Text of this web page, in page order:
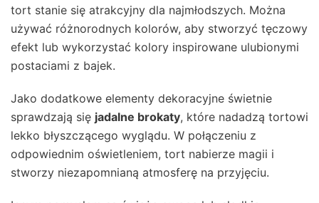
tort stanie się atrakcyjny dla najmłodszych. Można
używać różnorodnych kolorów, aby stworzyć tęczowy
efekt lub wykorzystać kolory inspirowane ulubionymi
postaciami z bajek.
Jako dodatkowe elementy dekoracyjne świetnie
sprawdzają się jadalne brokaty, które nadadzą tortowi
lekko błyszczącego wyglądu. W połączeniu z
odpowiednim oświetleniem, tort nabierze magii i
stworzy niezapomnianą atmosferę na przyjęciu.